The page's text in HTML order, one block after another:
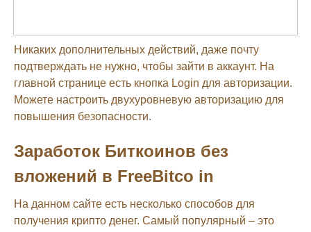
Никаких дополнительных действий, даже почту
подтверждать не нужно, чтобы зайти в аккаунт. На
главной странице есть кнопка Login для авторизации.
Можете настроить двухуровневую авторизацию для
повышения безопасности.
Заработок Биткоинов без
вложений в FreeBitco in
На данном сайте есть несколько способов для
получения крипто денег. Самый популярный – это